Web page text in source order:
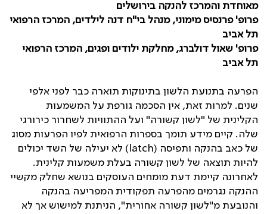
מאוחדת והמרכז להנקה בירושלים
פרופ' פרנסיס מימוני, מנהל בי"ח דנה לילדים, המרכז הרפואי
תל אביב
פרופ' שאול דולברג, מחלקת ילודים ופגים, המרכז הרפואי
תל אביב
הפרעה בתנועת הלשון בתינוקות תוארה כבר לפני אלפי
שנים. למרות זאת, אין הסכמה גורפת על המשמעות
הקלינית של "לשון קשורה" ועל ההתוויות לשחרור כירורגי
שלה. קיים מידע תומך בספרות הרפואית לפיו הפרעות מסוג
של כאב בהנקה ותפיסה (latch ) לא יעילה של השד יכולים
להיות תוצאה של לשון קשורה בעלת משמעות קלינית.
לאחרונה קיימת דעת מומחים העוסקים בנושא שחלק מקשיי
ההנקה נגרמים מהפרעה תפקודית המפריעה בהנקה
והנובעת מ"לשון קשורה אחורית", הניתנת למישוש אך לא